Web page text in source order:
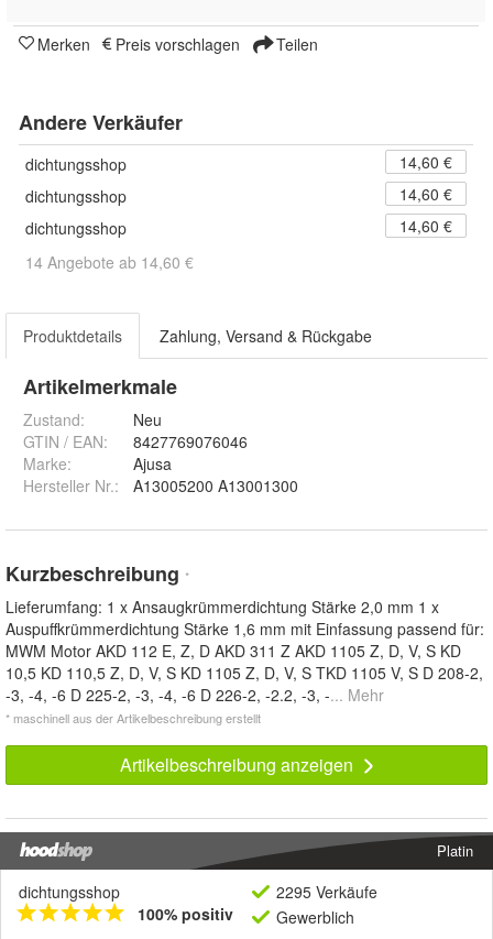
Merken Preis vorschlagen Teilen
Andere Verkäufer
dichtungsshop
14,60 €
dichtungsshop
14,60 €
dichtungsshop
14,60 €
14 Angebote ab 14,60 €
Produktdetails Zahlung, Versand & Rückgabe
Artikelmerkmale
Zustand:
Neu
GTIN / EAN:
8427769076046
Marke:
Ajusa
Hersteller Nr.:
A13005200 A13001300
Kurzbeschreibung *
Lieferumfang: 1 x Ansaugkrümmerdichtung Stärke 2,0 mm 1 x
Auspuffkrümmerdichtung Stärke 1,6 mm mit Einfassung passend für:
MWM Motor AKD 112 E, Z, D AKD 311 Z AKD 1105 Z, D, V, S KD
10,5 KD 110,5 Z, D, V, S KD 1105 Z, D, V, S TKD 1105 V, S D 208-2,
-3, -4, -6 D 225-2, -3, -4, -6 D 226-2, -2.2, -3, -... Mehr
* maschinell aus der Artikelbeschreibung erstellt
Artikelbeschreibung anzeigen
Platin
dichtungsshop
100% positiv
2295 Verkäufe
Gewerblich